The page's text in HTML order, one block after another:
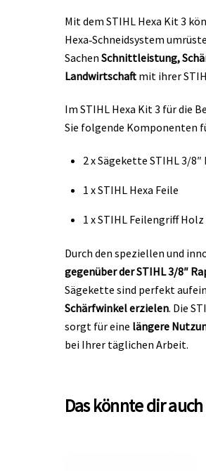
Mit dem STIHL Hexa Kit 3
Hexa‑Schneidsystem
Sachen Schnittleistung,
Landwirtschaft mit ihrer
Im STIHL Hexa Kit 3 für die
Sie folgende Komponenten
2 x Sägekette STIHL 3/
1 x STIHL Hexa Feile
1 x STIHL Feilengriff Holz
Durch den speziellen und
gegenüber der STIHL 3/8″
Sägekette sind perfekt
Schärfwinkel erzielen. Die
sorgt für eine längere
bei Ihrer täglichen Arbeit.
Das könnte dir